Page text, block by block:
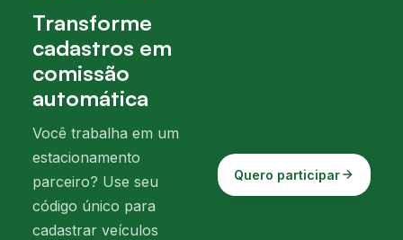
Transforme
cadastros em
comissão
automática
Você trabalha em um
estacionamento
parceiro? Use seu
código único para
cadastrar veículos
Quero participar